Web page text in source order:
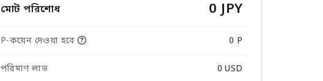
মোট পরিশোধ 0 JPY
P-কয়েন দেওয়া হবে 0 P
পরিমাণ লাভ 0 USD